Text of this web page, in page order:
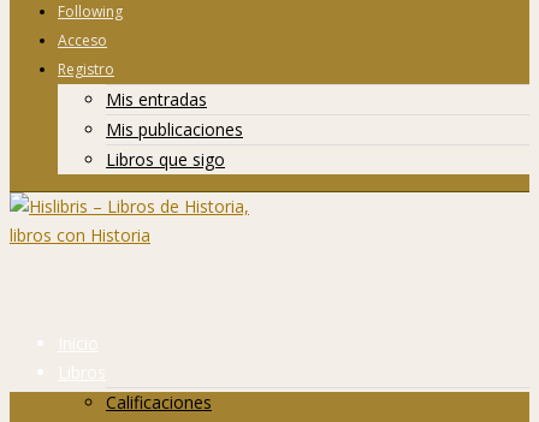
Following
Acceso
Registro
Mis entradas
Mis publicaciones
Libros que sigo
Inicio
Libros
Calificaciones